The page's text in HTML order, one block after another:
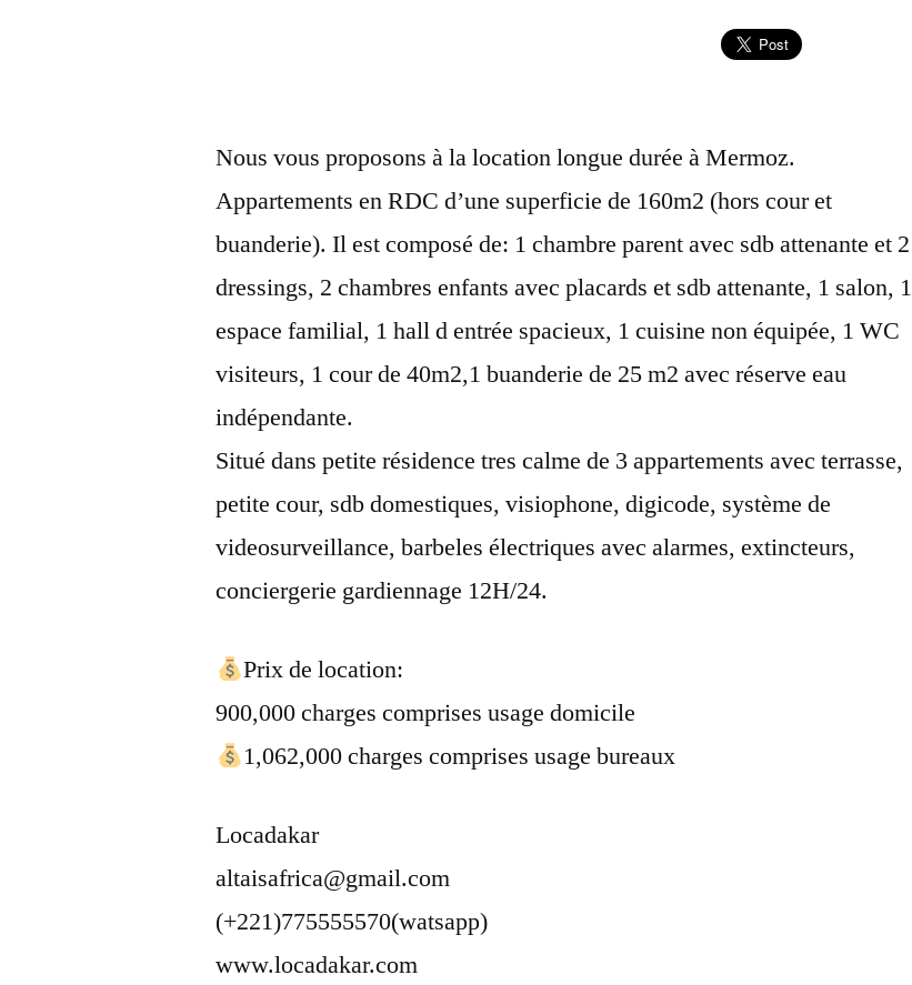
Nous vous proposons à la location longue durée à Mermoz.
Appartements en RDC d’une superficie de 160m2 (hors cour et
buanderie). Il est composé de: 1 chambre parent avec sdb attenante et 2
dressings, 2 chambres enfants avec placards et sdb attenante, 1 salon, 1
espace familial, 1 hall d entrée spacieux, 1 cuisine non équipée, 1 WC
visiteurs, 1 cour de 40m2,1 buanderie de 25 m2 avec réserve eau
indépendante.
Situé dans petite résidence tres calme de 3 appartements avec terrasse,
petite cour, sdb domestiques, visiophone, digicode, système de
videosurveillance, barbeles électriques avec alarmes, extincteurs,
conciergerie gardiennage 12H/24.
Prix de location:
900,000 charges comprises usage domicile
1,062,000 charges comprises usage bureaux
Locadakar
altaisafrica@gmail.com
(+221)775555570(watsapp)
www.locadakar.com